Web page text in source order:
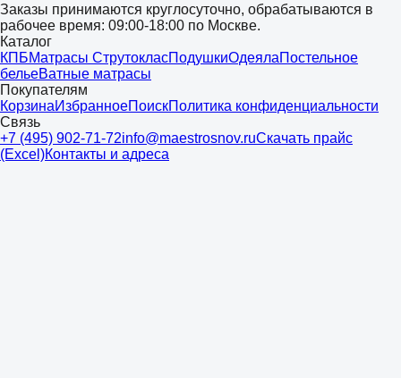
Заказы принимаются круглосуточно, обрабатываются в
рабочее время: 09:00-18:00 по Москве.
Каталог
КПБМатрасы СтрутокласПодушкиОдеялаПостельное
бельеВатные матрасы
Покупателям
КорзинаИзбранноеПоискПолитика конфиденциальности
Связь
+7 (495) 902-71-72info@maestrosnov.ruСкачать прайс
(Excel)Контакты и адреса